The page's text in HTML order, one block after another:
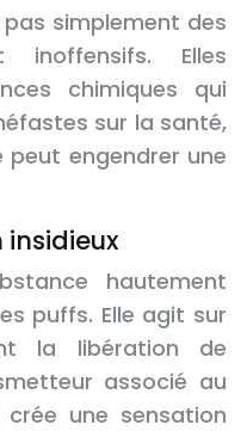
pas simplement des
Elles
chimiques qui
sur la santé,
engendrer une
insidieux
hautement
puffs. Elle agit sur
la libération de
associé au
une sensation